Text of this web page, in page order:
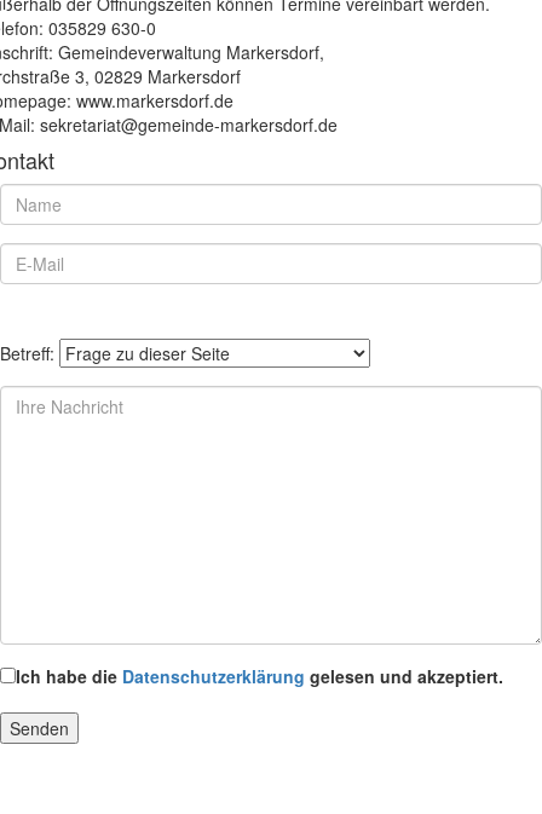
035829 630-0
Gemeindeverwaltung Markersdorf,
3, 02829 Markersdorf
www.markersdorf.de
sekretariat@gemeinde-markersdorf.de
Betreff:
Ich habe die Datenschutzerklärung gelesen und akzeptiert.